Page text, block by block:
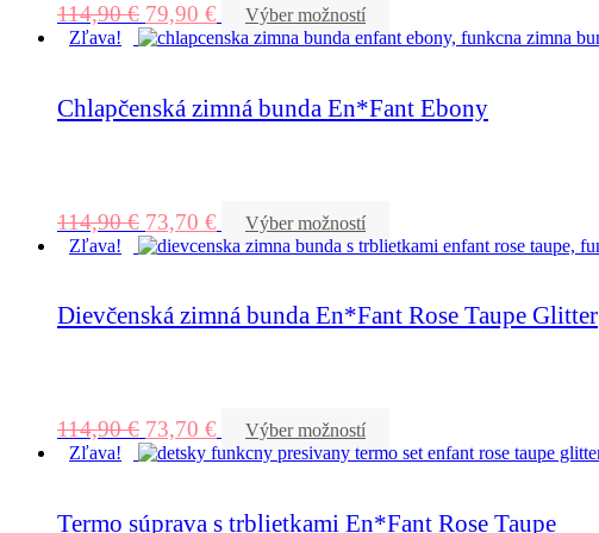
114,90€ 79,90 €
Výber možností
Zľava!
Chlapčenská zimná bunda En*Fant Ebony
114,90€ 73,70 €
Výber možností
Zľava!
Dievčenská zimná bunda En*Fant Rose Taupe Glitter
114,90€ 73,70 €
Výber možností
Zľava!
Termo súprava s trblietkami En*Fant Rose Taupe